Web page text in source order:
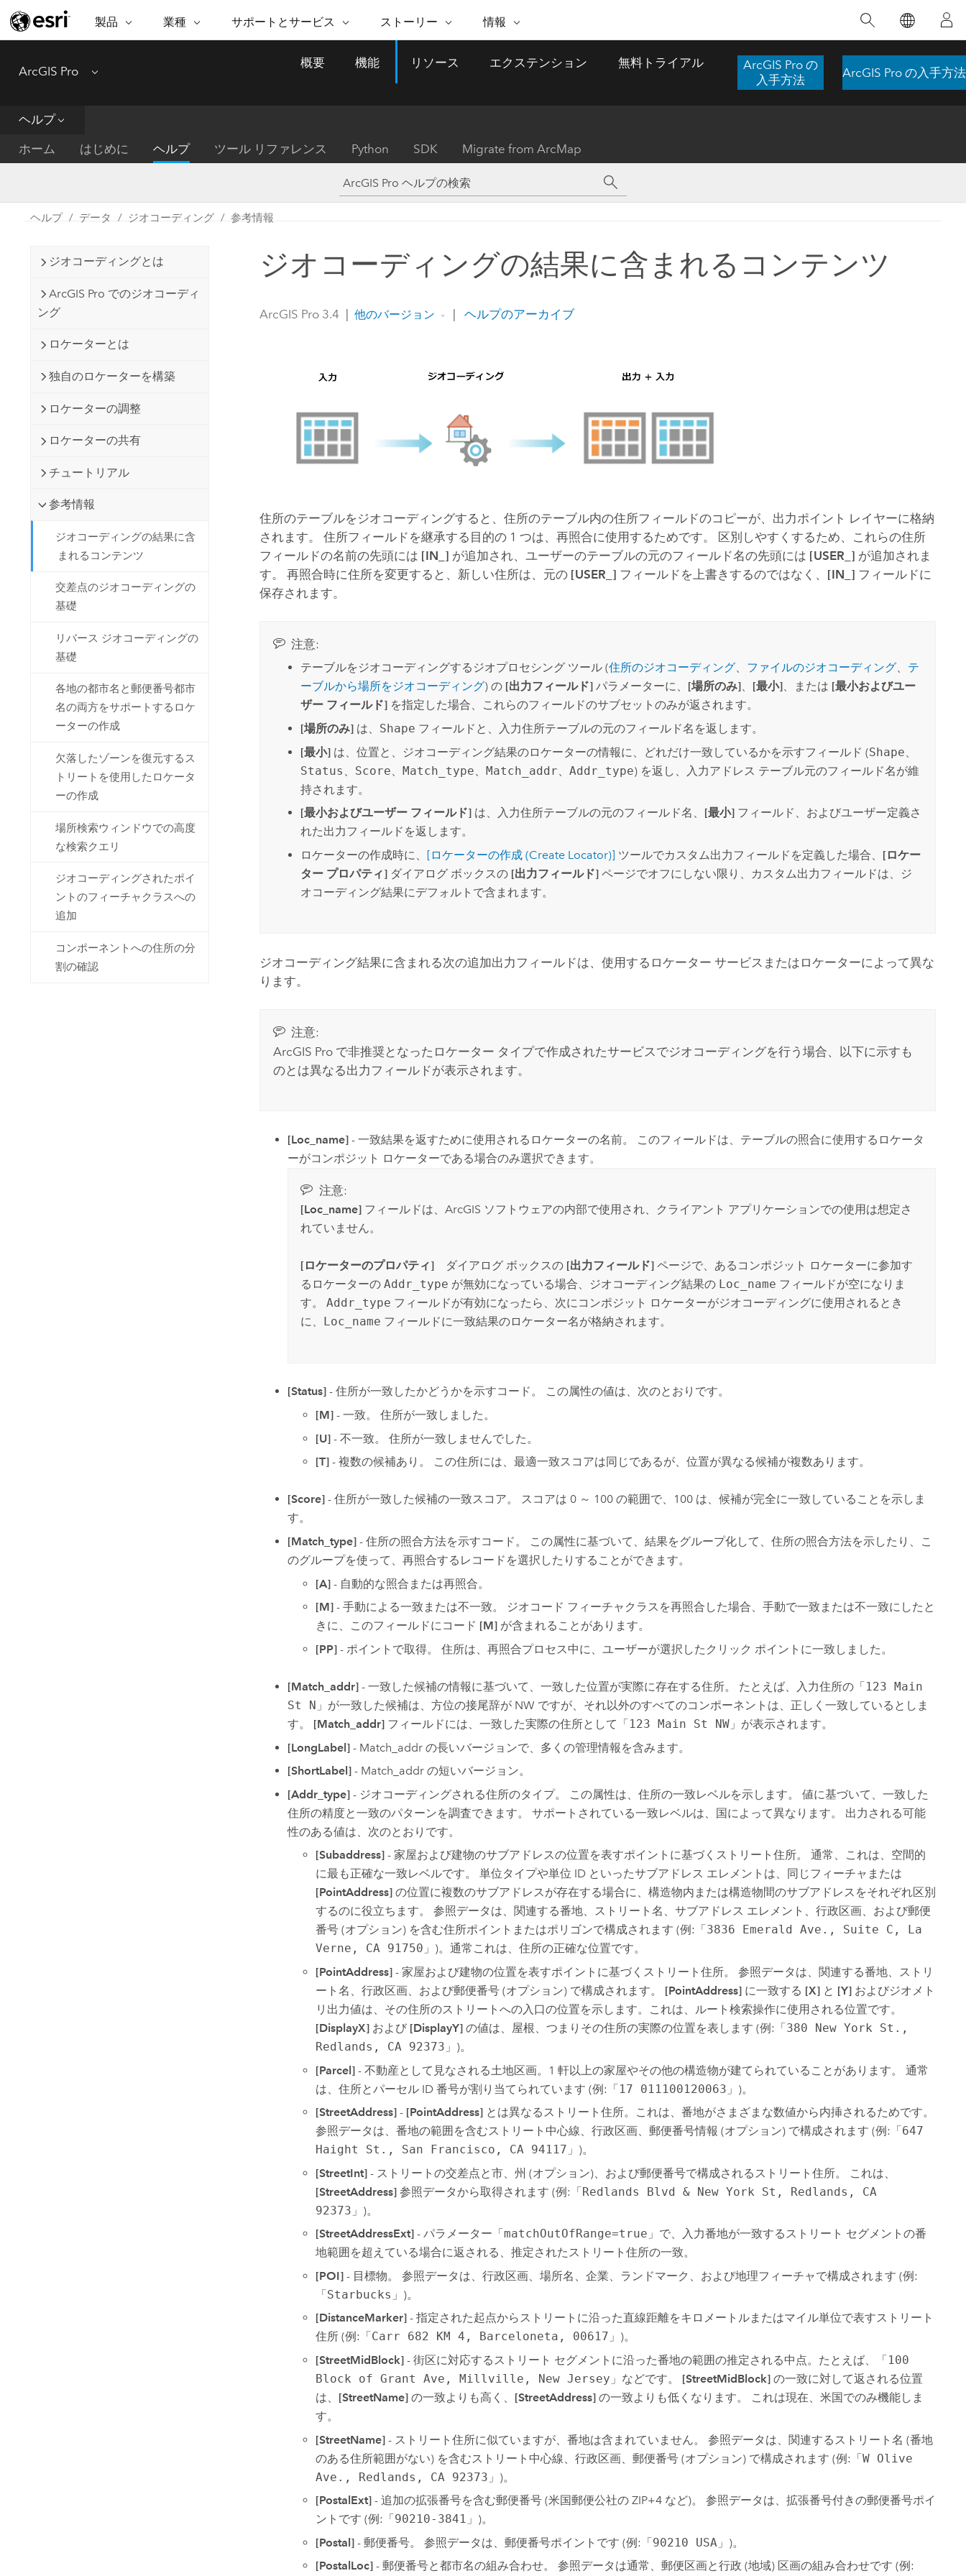
製品
ARCGIS
ArcGIS Online
完全な SaaS マッピング プラット
ArcGIS Enterprise
テム
マッピング &amp; 空間解析アプリ
すべてのプロダクト
機能
位置情報を分析に活用
空間データの統合、編集、共有
Esri ストア
Esri の ArcGIS 製品
られています。 技術がどのようなものかを
確認したり、ハンズオンのインタラクティ
業種
業種
自然保護
公共エネルギー
地方自治体
持続可能な開発
交通機関
注目のイニシアティブ
インフラストラクチャ管理
的アプローチは、インフラストラクチャ プ
ロジェクトが周囲の環境とどのように関連
しているかをリーダーが理解するのに役立
インフラストラクチャ管理の探索
サポートとサービス
サポートとサービス セルフサービス
ArcGIS ブログ
ドキュメント
は、データのパターンや関係性を明らかに
するために使用される空間統計技術を探索
ストーリー
ESRI ストーリー
Esri ブログ
実世界のグローバルな GIS
技術革新
ー リーダーの声
ArcNews
業界ニュースと ArcGIS 更
すべてのストーリー
リケーションを構築し、重要な救助活動を
実現しました。
情報
ESRI について
パートナー
採用情報
イノベーションへの取り
組み
ーメーション
注目
ArcGIS Pro Menu
概要 機能 リソース エクステンション 無料トライアル
ArcGIS Pro の
入手方法
ArcGIS Pro の入手方法
ヘルプ
ホーム はじめに ヘルプ ツール リファレンス Python SDK Migrate from ArcMap
ヘルプ データ ジオコーディング 参考情報
ジオコーディングとは
ArcGIS Pro でのジオコーディ
ング
ロケーターとは
独自のロケーターを構築
ロケーターの調整
ロケーターの共有
チュートリアル
参考情報
ジオコーディングの結果に含
まれるコンテンツ
交差点のジオコーディングの
基礎
リバース ジオコーディングの
基礎
各地の都市名と郵便番号都市
名の両方をサポートするロケ
ーターの作成
欠落したゾーンを復元するス
トリートを使用したロケータ
ーの作成
場所検索ウィンドウでの高度
な検索クエリ
ジオコーディングされたポイ
ントのフィーチャクラスへの
追加
コンポーネントへの住所の分
割の確認
ジオコーディングの結果に含まれるコンテンツ
ArcGIS Pro 3.4 他のバージョン ヘルプのアーカイブ
住所のテーブルをジオコーディングすると、住所のテーブル内の住所フィールドのコピーが、出力ポイント レイヤーに格納
されます。 住所フィールドを継承する目的の 1 つは、再照合に使用するためです。 区別しやすくするため、これらの住所
フィールドの名前の先頭には [IN_] が追加され、ユーザーのテーブルの元のフィールド名の先頭には [USER_] が追加されま
す。 再照合時に住所を変更すると、新しい住所は、元の [USER_] フィールドを上書きするのではなく、 [IN_] フィールドに
保存されます。
注意:
テーブルをジオコーディングするジオプロセシング ツール (住所のジオコーディング、 ファイルのジオコーディング、 テ
ーブルから場所をジオコーディング) の [出力フィールド] パラメーターに、 [場所のみ]、 [最小]、または [最小およびユー
ザー フィールド] を指定した場合、これらのフィールドのサブセットのみが返されます。
[場所のみ] は、 Shape フィールドと、入力住所テーブルの元のフィールド名を返します。
[最小] は、位置と、ジオコーディング結果のロケーターの情報に、どれだけ一致しているかを示すフィールド (Shape
Status
Score 、Match_type 、Match_addr 、Addr_type) を返し、入力アドレス テーブル元のフィールド名が維
持されます。
[最小およびユーザー フィールド] は、入力住所テーブルの元のフィールド名、 [最小] フィールド、およびユーザー定義さ
れた出力フィールドを返します。
ロケーターの作成時に、 [ロケーターの作成 (Create Locator)] ツールでカスタム出力フィールドを定義した場合、 [ロケー
ター プロパティ] ダイアログ ボックスの [出力フィールド] ページでオフにしない限り、カスタム出力フィールドは、ジ
オコーディング結果にデフォルトで含まれます。
ジオコーディング結果に含まれる次の追加出力フィールドは、使用するロケーター サービスまたはロケーターによって異な
ります。
注意:
ArcGIS Proで非推奨となったロケーター タイプで作成されたサービスでジオコーディングを行う場合、以下に示すも
のとは異なる出力フィールドが表示されます。
[Loc_name]- 一致結果を返すために使用されるロケーターの名前。 このフィールドは、テーブルの照合に使用するロケータ
ーがコンポジット ロケーターである場合のみ選択できます。
注意:
[Loc_name] フィールドは、ArcGIS ソフトウェアの内部で使用され、クライアント アプリケーションでの使用は想定さ
れていません。
[ロケーターのプロパティ] ダイアログ ボックスの [出力フィールド] ページで、あるコンポジット ロケーターに参加す
るロケーターのAddr_type が無効になっている場合、ジオコーディング結果の Loc_name フィールドが空になりま
す。Addr_type フィールドが有効になったら、次にコンポジット ロケーターがジオコーディングに使用されるとき
に、
Loc_name フィールドに一致結果のロケーター名が格納されます。
[Status]- 住所が一致したかどうかを示すコード。 この属性の値は、次のとおりです。
[M]- 一致。 住所が一致しました。
[U]- 不一致。 住所が一致しませんでした。
[T]- 複数の候補あり。 この住所には、最適一致スコアは同じであるが、位置が異なる候補が複数あります。
[Score]- 住所が一致した候補の一致スコア。 スコアは 0 ～ 100 の範囲で、100 は、候補が完全に一致していることを示しま
す。
[Match_type]- 住所の照合方法を示すコード。 この属性に基づいて、結果をグループ化して、住所の照合方法を示したり、こ
のグループを使って、再照合するレコードを選択したりすることができます。
[A]- 自動的な照合または再照合。
[M]- 手動による一致または不一致。 ジオコード フィーチャクラスを再照合した場合、手動で一致または不一致にしたと
きに、このフィールドにコード [M]が含まれることがあります。
[PP]- ポイントで取得。 住所は、再照合プロセス中に、ユーザーが選択したクリック ポイントに一致しました。
[Match_addr]- 一致した候補の情報に基づいて、一致した位置が実際に存在する住所。 たとえば、入力住所の「123 Main
St N 」が一致した候補は、方位の接尾辞が NW ですが、それ以外のすべてのコンポーネントは、正しく一致しているとしま
す。 [Match_addr]フィールドには、一致した実際の住所として「123 Main St NW」が表示されます。
[LongLabel]- Match_addr の長いバージョンで、多くの管理情報を含みます。
[ShortLabel]- Match_addr の短いバージョン。
[Addr_type]- ジオコーディングされる住所のタイプ。 この属性は、住所の一致レベルを示します。 値に基づいて、一致した
住所の精度と一致のパターンを調査できます。 サポートされている一致レベルは、国によって異なります。 出力される可能
性のある値は、次のとおりです。
[Subaddress]- 家屋および建物のサブアドレスの位置を表すポイントに基づくストリート住所。 通常、これは、空間的
に最も正確な一致レベルです。 単位タイプや単位 ID といったサブアドレス エレメントは、同じフィーチャまたは
[PointAddress]の位置に複数のサブアドレスが存在する場合に、構造物内または構造物間のサブアドレスをそれぞれ区別
するのに役立ちます。 参照データは、関連する番地、ストリート名、サブアドレス エレメント、行政区画、および郵便
番号 (オプション) を含む住所ポイントまたはポリゴンで構成されます (例:「 3836 Emerald Ave., Suite C, La
Verne, CA 91750 」)。通常これは、住所の正確な位置です。
[PointAddress]- 家屋および建物の位置を表すポイントに基づくストリート住所。 参照データは、関連する番地、ストリ
ート名、行政区画、および郵便番号 (オプション) で構成されます。 [PointAddress]に一致する [X]と [Y]およびジオメト
リ出力値は、その住所のストリートへの入口の位置を示します。これは、ルート検索操作に使用される位置です。
[DisplayX]および [DisplayY]の値は、屋根、つまりその住所の実際の位置を表します (例:「380 New York St.,
Redlands, CA 92373 」)。
[Parcel]- 不動産として見なされる土地区画。1 軒以上の家屋やその他の構造物が建てられていることがあります。 通常
は、住所とパーセル ID 番号が割り当てられています (例:「17 011100120063 」)。
[StreetAddress]- [PointAddress]とは異なるストリート住所。これは、番地がさまざまな数値から内挿されるためです。
参照データは、番地の範囲を含むストリート中心線、行政区画、郵便番号情報 (オプション) で構成されます (例:「 647
Haight St., San Francisco, CA 94117 」)。
[StreetInt]- ストリートの交差点と市、州 (オプション)、および郵便番号で構成されるストリート住所。 これは、
[StreetAddress]参照データから取得されます (例:「Redlands Blvd & New York St, Redlands, CA
92373 」)。
[StreetAddressExt]- パラメーター「 matchOutOfRange=true 」で、入力番地が一致するストリート セグメントの番
地範囲を超えている場合に返される、推定されたストリート住所の一致。
[POI]- 目標物。 参照データは、行政区画、場所名、企業、ランドマーク、および地理フィーチャで構成されます (例:
「Starbucks 」)。
[DistanceMarker]- 指定された起点からストリートに沿った直線距離をキロメートルまたはマイル単位で表すストリート
住所 (例:「 Carr 682 KM 4, Barceloneta, 00617 」)。
[StreetMidBlock]- 街区に対応するストリート セグメントに沿った番地の範囲の推定される中点。たとえば、「100
Block of Grant Ave, Millville, New Jersey 」などです。 [StreetMidBlock]の一致に対して返される位置
は、 [StreetName]の一致よりも高く、 [StreetAddress]の一致よりも低くなります。 これは現在、米国でのみ機能しま
す。
[StreetName]- ストリート住所に似ていますが、番地は含まれていません。 参照データは、関連するストリート名 (番地
のある住所範囲がない) を含むストリート中心線、行政区画、郵便番号 (オプション) で構成されます (例:「W Olive
Ave., Redlands, CA 92373 」)。
[PostalExt]- 追加の拡張番号を含む郵便番号 (米国郵便公社の ZIP+4 など)。 参照データは、拡張番号付きの郵便番号ポイ
ントです (例:「 90210-3841 」)。
[Postal]- 郵便番号。 参照データは、郵便番号ポイントです (例:「90210 USA 」)。
[PostalLoc]- 郵便番号と都市名の組み合わせ。 参照データは通常、郵便区画と行政 (地域) 区画の組み合わせです (例: